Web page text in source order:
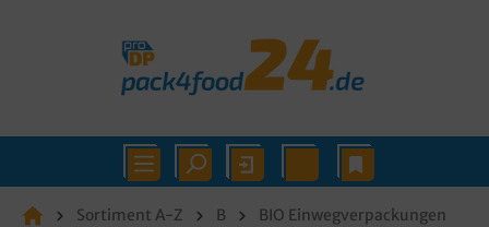
Sortiment A-Z B
BIO Einwegverpackungen